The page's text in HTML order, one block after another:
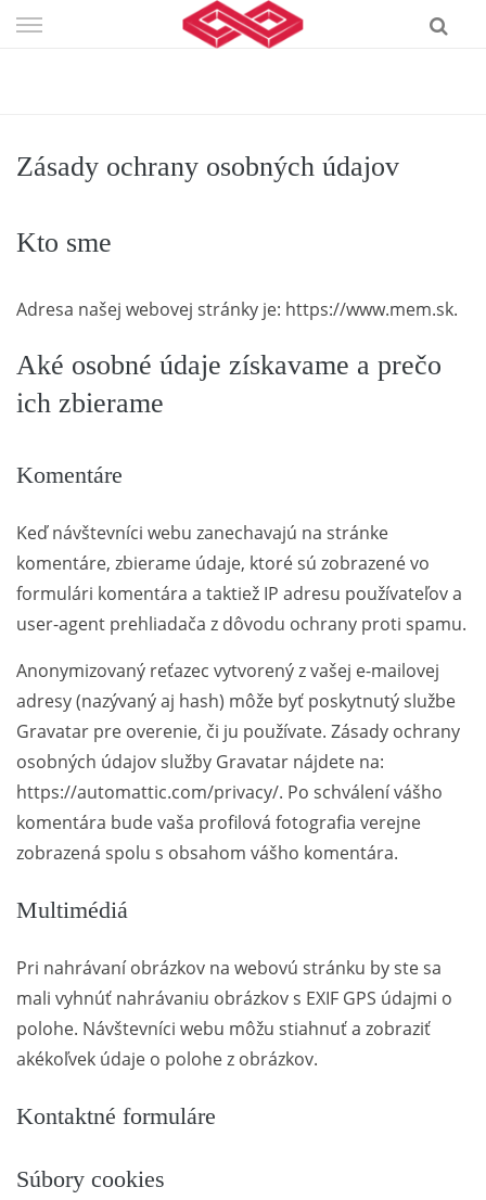
Skip
Zásady ochrany osobných údajov
Kto sme
Adresa našej webovej stránky je: https://www.mem.sk.
Aké osobné údaje získavame a prečo
ich zbierame
Komentáre
Keď návštevníci webu zanechavajú na stránke
komentáre, zbierame údaje, ktoré sú zobrazené vo
formulári komentára a taktiež IP adresu používateľov a
user-agent prehliadača z dôvodu ochrany proti spamu.
Anonymizovaný reťazec vytvorený z vašej e-mailovej
adresy (nazývaný aj hash) môže byť poskytnutý službe
Gravatar pre overenie, či ju používate. Zásady ochrany
osobných údajov služby Gravatar nájdete na:
https://automattic.com/privacy/. Po schválení vášho
komentára bude vaša profilová fotografia verejne
zobrazená spolu s obsahom vášho komentára.
Multimédiá
Pri nahrávaní obrázkov na webovú stránku by ste sa
mali vyhnúť nahrávaniu obrázkov s EXIF GPS údajmi o
polohe. Návštevníci webu môžu stiahnuť a zobraziť
akékoľvek údaje o polohe z obrázkov.
Kontaktné formuláre
Súbory cookies